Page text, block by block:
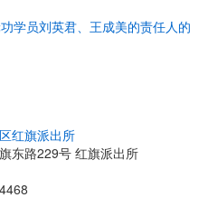
学员刘英君、王成美的责任人的
红旗派出所
东路229号 红旗派出所